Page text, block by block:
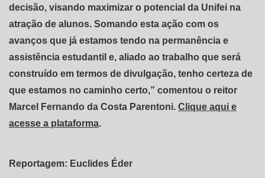
decisão, visando maximizar o potencial da Unifei na
atração de alunos. Somando esta ação com os
avanços que já estamos tendo na permanência e
assistência estudantil e, aliado ao trabalho que será
construído em termos de divulgação, tenho certeza de
que estamos no caminho certo,” comentou o reitor
Marcel Fernando da Costa Parentoni. Clique aqui e
acesse a plataforma.
Reportagem: Euclides Éder